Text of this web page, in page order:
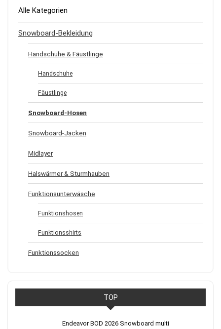
Alle Kategorien
Snowboard-Bekleidung
Handschuhe & Fäustlinge
Handschuhe
Fäustlinge
Snowboard-Hosen
Snowboard-Jacken
Midlayer
Halswärmer & Sturmhauben
Funktionsunterwäsche
Funktionshosen
Funktionsshirts
Funktionssocken
TOP
Endeavor BOD 2026 Snowboard multi